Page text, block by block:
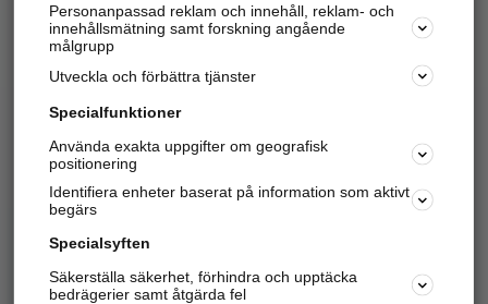
Hitta telefonnummer, adresser, företagsinfo mm.
Marknadsför företaget
Kom igång och annonsera mot
samarbetspartners nära dig.
Alla kategorier
Populära sökningar
Personanpassad reklam och innehåll, reklam- och
innehållsmätning samt forskning angående
målgrupp
Utveckla och förbättra tjänster
Specialfunktioner
Använda exakta uppgifter om geografisk
positionering
Identifiera enheter baserat på information som aktivt
begärs
Specialsyften
Säkerställa säkerhet, förhindra och upptäcka
bedrägerier samt åtgärda fel